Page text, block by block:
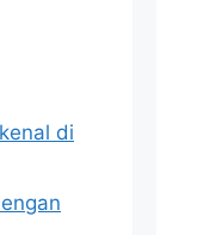
di